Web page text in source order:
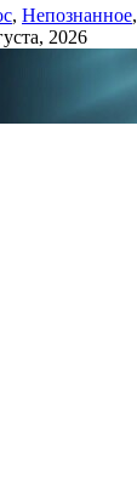
, Непознанное,
2026